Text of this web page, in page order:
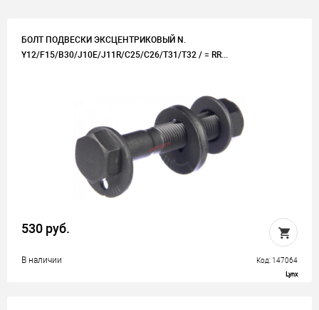
БОЛТ ПОДВЕСКИ ЭКСЦЕНТРИКОВЫЙ N.
Y12/F15/B30/J10E/J11R/C25/C26/T31/T32 / = RR...
530 руб.
В наличии Код: 147064
Lynx